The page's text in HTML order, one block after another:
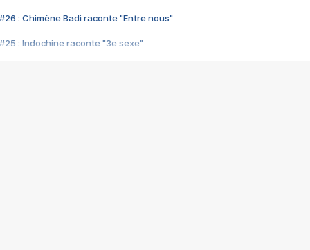
#26 : Chimène Badi raconte "Entre nous"
#25 : Indochine raconte "3e sexe"